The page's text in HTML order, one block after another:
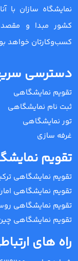
نمایشگاه سازان با
کشور مبدا و
کسب‌وکارتان خواهد
دسترسی
تقویم نمایشگاهی
ثبت نام نمایشگاهی
تور نمایشگاهی
غرفه سازی
تقویم
تقویم نمایشگاهی
تقویم نمایشگاهی
تقویم نمایشگاهی
تقویم نمایشگاهی
راه های